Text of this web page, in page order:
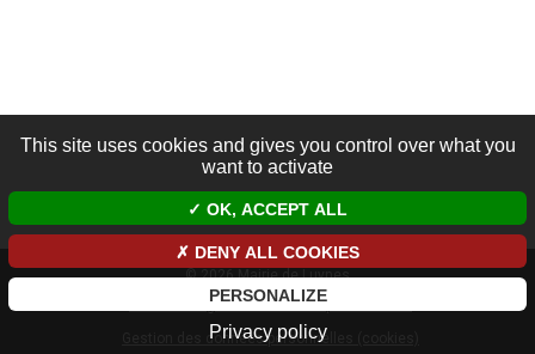
© 2026 Mairie de Luynes
Mentions légales et données personnelles
Gestion des données personnelles (cookies)
This site uses cookies and gives you control over what you
want to activate
OK, ACCEPT ALL
DENY ALL COOKIES
PERSONALIZE
Privacy policy